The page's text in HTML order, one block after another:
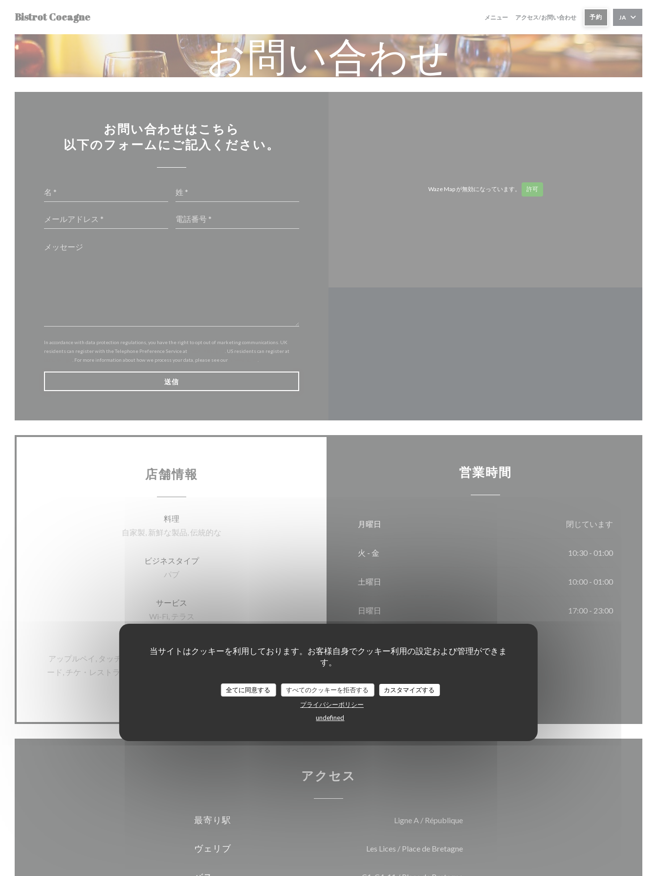
当サイトはクッキーを利用しております。お客様自身でクッキー利用の設定および管理ができま
す。
全てに同意する すべてのクッキーを拒否する
カスタマイズする
プライバシーポリシー
undefined
Bistrot Cocagne メニュー アクセス/お問い合わせ 予約 JA
お問い合わせ
お問い合わせはこちら
以下のフォームにご記入ください。
In accordance with data protection regulations, you have the right to opt out of marketing communications. UK
residents can register with the Telephone Preference Service at
. US residents can register at
. For more information about how we process your data, please see our
Waze Map が無効になっています。 許可
店舗情報
料理
自家製, 新鮮な製品, 伝統的な
ビジネスタイプ
パブ
サービス
Wi-Fi, テラス
アップルペイ, タッチ決済 クレジットカード, ユーロカード /マスターカ
ード, チケ・レストラン (食券) , 現金, ビザ, ホリデーバウチャー, カルトブ
営業時間
月曜日 閉じています
火 - 金 10:30 - 01:00
土曜日 10:00 - 01:00
日曜日 17:00 - 23:00
アクセス
最寄り駅 Ligne A / République
ヴェリブ Les Lices / Place de Bretagne